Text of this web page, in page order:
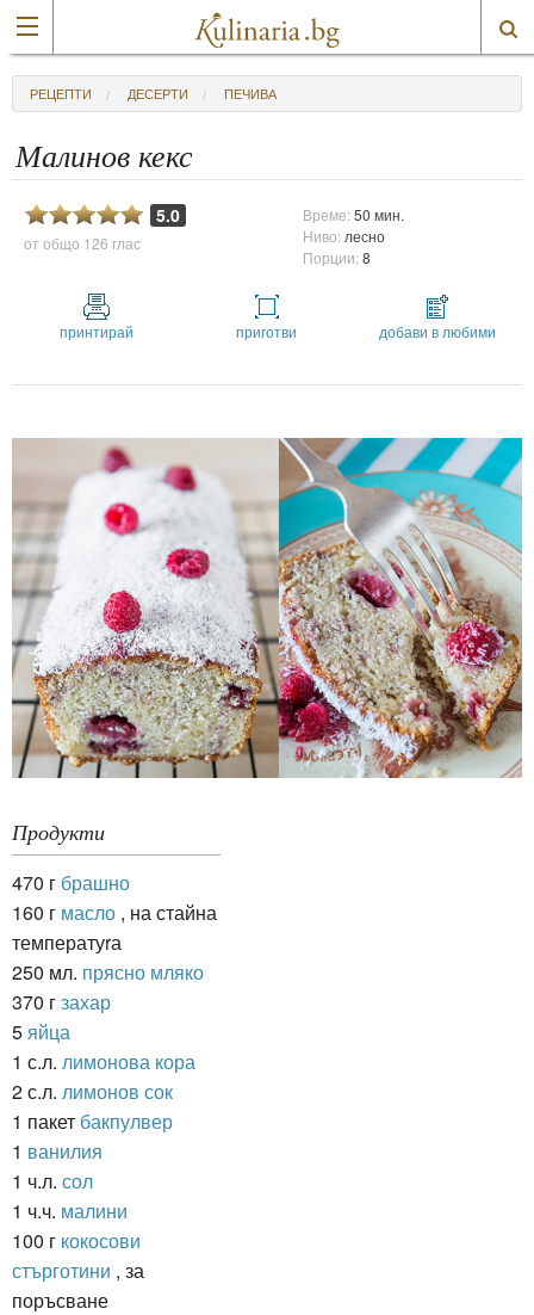
РЕЦЕПТИ ДЕСЕРТИ ПЕЧИВА
Малинов кекс
5.0
от общо 126 глас
Време:50 мин.
Ниво: лесно
Порции:8
принтирай приготви добави в любими
Продукти
470 г брашно
160 г масло , на стайна
температуrа
250 мл. прясно мляко
370 гзахар
5 яйца
1 с.л. лимонова кора
2 с.л. лимонов сок
1 пакет бакпулвер
1 ванилия
1 ч.л. сол
1 ч.ч. малини
100 г кокосови
стърготини , за
поръсване